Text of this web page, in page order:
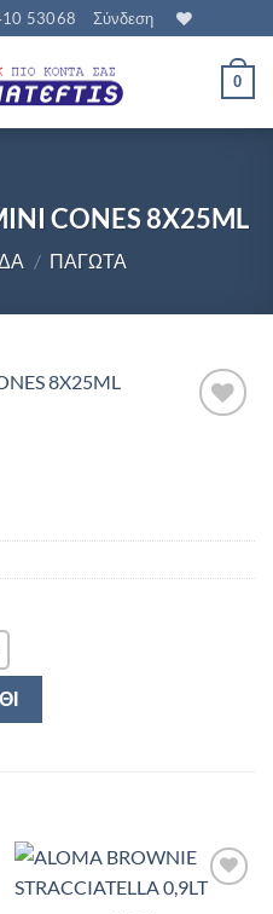
53068 Σύνδεση
0
CONES 8X25ML
/ ΠΑΓΩΤΆ